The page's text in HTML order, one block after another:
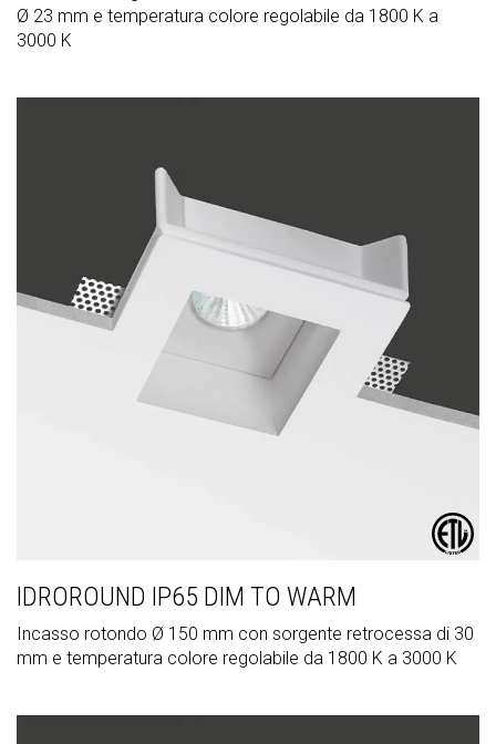
Ø 23 mm e temperatura colore regolabile da 1800 K a
3000 K
IDROROUND IP65 DIM TO WARM
Incasso rotondo Ø 150 mm con sorgente retrocessa di 30
mm e temperatura colore regolabile da 1800 K a 3000 K